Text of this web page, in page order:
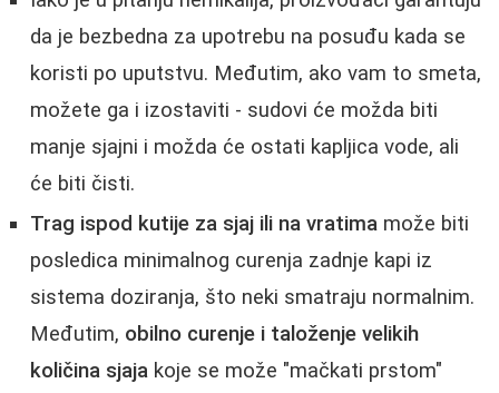
da je bezbedna za upotrebu na posuđu kada se
koristi po uputstvu. Međutim, ako vam to smeta,
možete ga i izostaviti - sudovi će možda biti
manje sjajni i možda će ostati kapljica vode, ali
će biti čisti.
Trag ispod kutije za sjaj ili na vratima može biti
posledica minimalnog curenja zadnje kapi iz
sistema doziranja, što neki smatraju normalnim.
Međutim, obilno curenje i taloženje velikih
količina sjaja koje se može "mačkati prstom"